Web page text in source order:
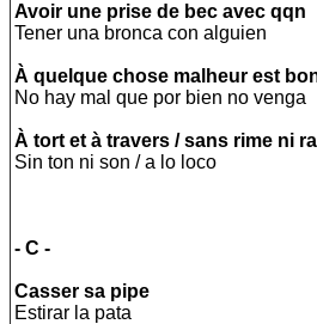
Avoir une prise de bec avec qqn
Tener una bronca con alguien
À quelque chose malheur est
No hay mal que por bien no venga
À tort et à travers / sans rime ni
Sin ton ni son / a lo loco
- C -
Casser sa pipe
Estirar la pata